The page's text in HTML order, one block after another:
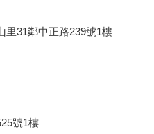
里31鄰中正路239號1樓
號1樓